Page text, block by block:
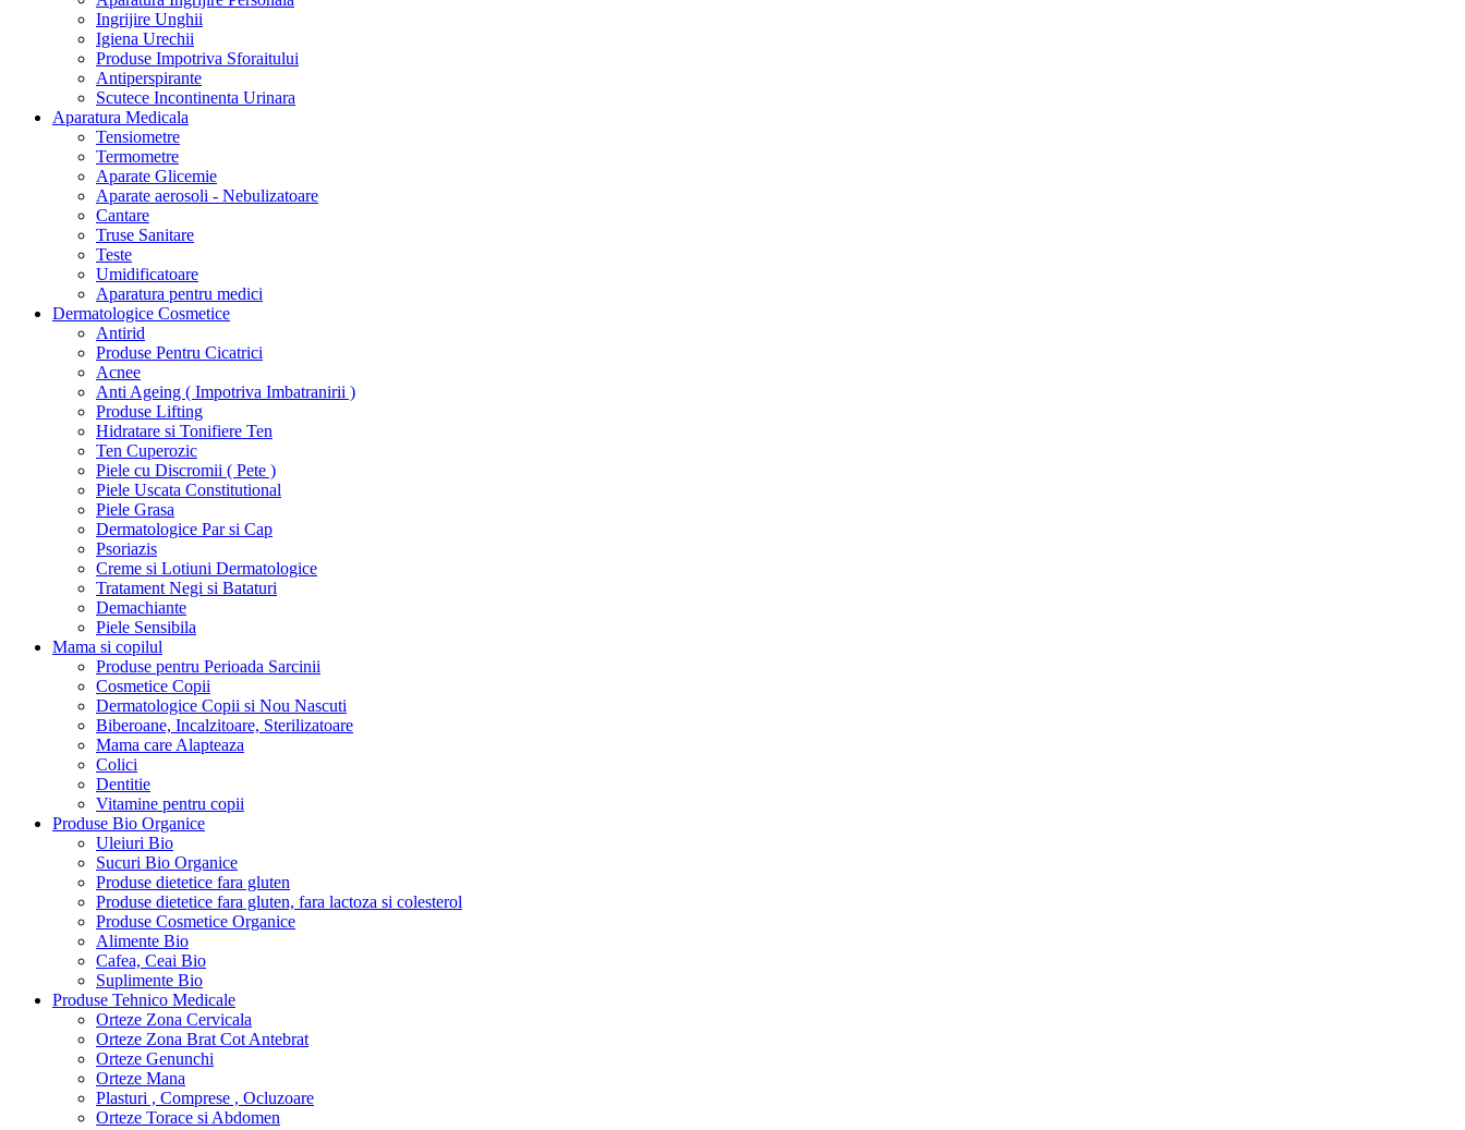
Ingrijire Unghii
Igiena Urechii
Produse Impotriva Sforaitului
Antiperspirante
Scutece Incontinenta Urinara
Aparatura Medicala
Tensiometre
Termometre
Aparate Glicemie
Aparate aerosoli - Nebulizatoare
Cantare
Truse Sanitare
Teste
Umidificatoare
Aparatura pentru medici
Dermatologice Cosmetice
Antirid
Produse Pentru Cicatrici
Acnee
Anti Ageing ( Impotriva Imbatranirii )
Produse Lifting
Hidratare si Tonifiere Ten
Ten Cuperozic
Piele cu Discromii ( Pete )
Piele Uscata Constitutional
Piele Grasa
Dermatologice Par si Cap
Psoriazis
Creme si Lotiuni Dermatologice
Tratament Negi si Bataturi
Demachiante
Piele Sensibila
Mama si copilul
Produse pentru Perioada Sarcinii
Cosmetice Copii
Dermatologice Copii si Nou Nascuti
Biberoane, Incalzitoare, Sterilizatoare
Mama care Alapteaza
Colici
Dentitie
Vitamine pentru copii
Produse Bio Organice
Uleiuri Bio
Sucuri Bio Organice
Produse dietetice fara gluten
Produse dietetice fara gluten, fara lactoza si colesterol
Produse Cosmetice Organice
Alimente Bio
Cafea, Ceai Bio
Suplimente Bio
Produse Tehnico Medicale
Orteze Zona Cervicala
Orteze Zona Brat Cot Antebrat
Orteze Genunchi
Orteze Mana
Plasturi , Comprese , Ocluzoare
Orteze Torace si Abdomen